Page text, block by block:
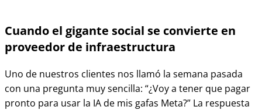
Cuando el gigante social se convierte en
proveedor de infraestructura
Uno de nuestros clientes nos llamó la semana pasada
con una pregunta muy sencilla: “¿Voy a tener que pagar
pronto para usar la IA de mis gafas Meta?” La respuesta